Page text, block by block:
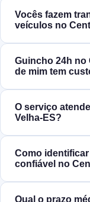
Vocês fazem
veículos no
Guincho 24h no
de mim tem
O serviço
Velha‑ES?
Como
confiável no
Qual o prazo